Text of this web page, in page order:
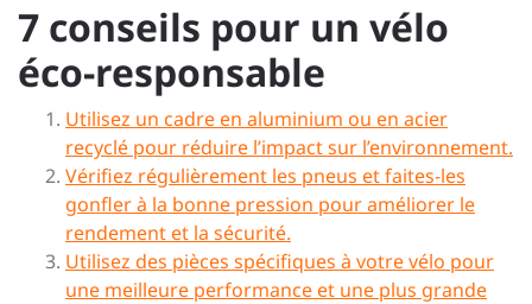
7 conseils pour un vélo
éco-responsable
Utilisez un cadre en aluminium ou en acier
recyclé pour réduire l’impact sur l’environnement.
Vérifiez régulièrement les pneus et faites-les
gonfler à la bonne pression pour améliorer le
rendement et la sécurité.
Utilisez des pièces spécifiques à votre vélo pour
une meilleure performance et une plus grande